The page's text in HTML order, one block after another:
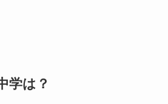
学は？